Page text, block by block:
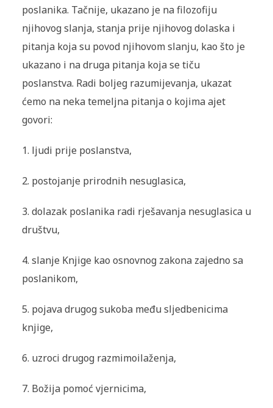
poslanika. Tačnije, ukazano je na filozofiju
njihovog slanja, stanja prije njihovog dolaska i
pitanja koja su povod njihovom slanju, kao što je
ukazano i na druga pi­tanja koja se tiču
poslanstva. Radi boljeg razumijevanja, ukazat
ćemo na neka temeljna pitanja o kojima ajet
govori:
1. ljudi prije poslanstva,
2. postojanje prirodnih nesuglasica,
3. dolazak poslanika radi rješavanja nesuglasica u
društvu,
4. slanje Knjige kao osnovnog zakona zajedno sa
poslanikom,
5. pojava drugog sukoba među sljedbenicima
knjige,
6. uzroci drugog razmimoilaženja,
7. Božija pomoć vjernicima,